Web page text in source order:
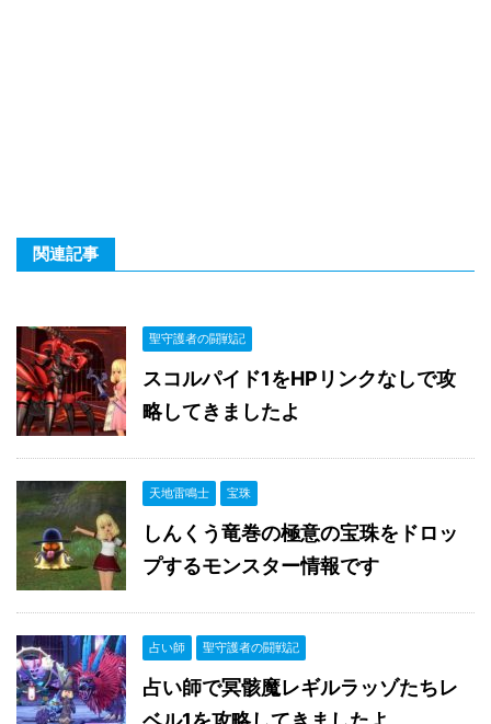
関連記事
聖守護者の闘戦記
スコルパイド1をHPリンクなしで攻
略してきましたよ
天地雷鳴士 宝珠
しんくう竜巻の極意の宝珠をドロッ
プするモンスター情報です
占い師 聖守護者の闘戦記
占い師で冥骸魔レギルラッゾたちレ